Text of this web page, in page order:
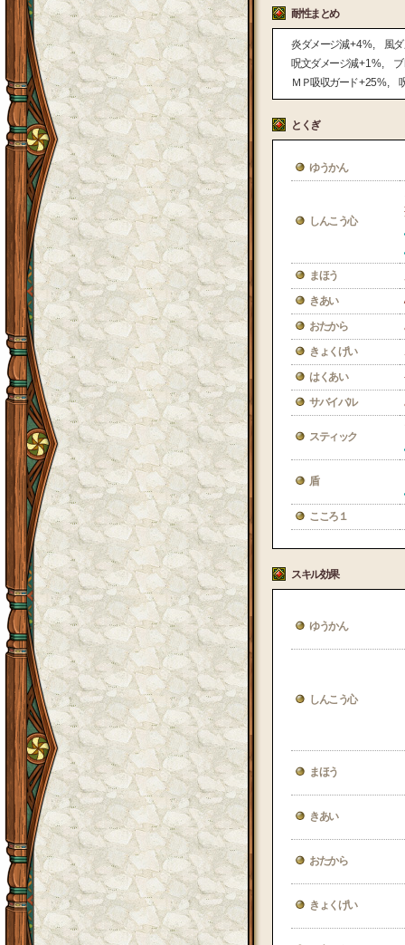
耐性まとめ
炎ダメージ減+ 4 %
風
呪文ダメージ減+ 1 %
ＭＰ吸収ガード+ 25 %
とくぎ
ゆうかん
しんこう心
まほう
きあい
おたから
きょくげい
はくあい
サバイバル
スティック
盾
こころ１
スキル効果
ゆうかん
しんこう心
まほう
きあい
おたから
きょくげい